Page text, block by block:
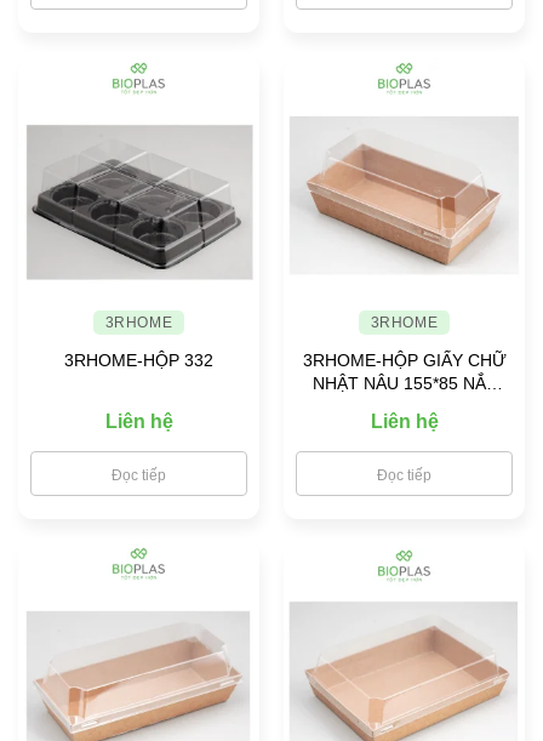
3RHOME
3RHOME-HỘP 332
Liên hệ
Đọc tiếp
3RHOME
3RHOME-HỘP GIẤY CHỮ
NHẬT NÂU 155*85 NẮP
Liên hệ
Đọc tiếp